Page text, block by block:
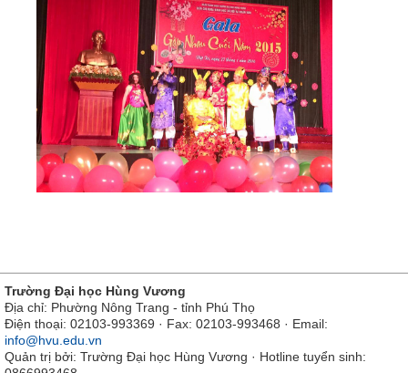
Trường Đại học Hùng Vương
Địa chỉ: Phường Nông Trang - tỉnh Phú Thọ
Điện thoại: 02103-993369 · Fax: 02103-993468 · Email:
info@hvu.edu.vn
Quản trị bởi: Trường Đại học Hùng Vương · Hotline tuyển sinh: